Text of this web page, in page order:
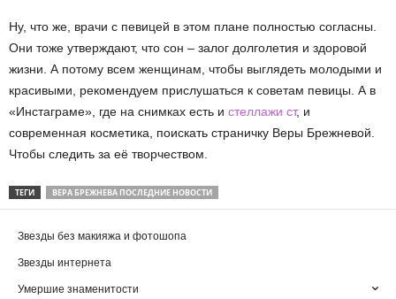
Ну, что же, врачи с певицей в этом плане полностью согласны.
Они тоже утверждают, что сон – залог долголетия и здоровой
жизни. А потому всем женщинам, чтобы выглядеть молодыми и
красивыми, рекомендуем прислушаться к советам певицы. А в
«Инстаграме», где на снимках есть и стеллажи ст, и
современная косметика, поискать страничку Веры Брежневой.
Чтобы следить за её творчеством.
ТЕГИ ВЕРА БРЕЖНЕВА ПОСЛЕДНИЕ НОВОСТИ
Звезды без макияжа и фотошопа
Звезды интернета
Умершие знаменитости